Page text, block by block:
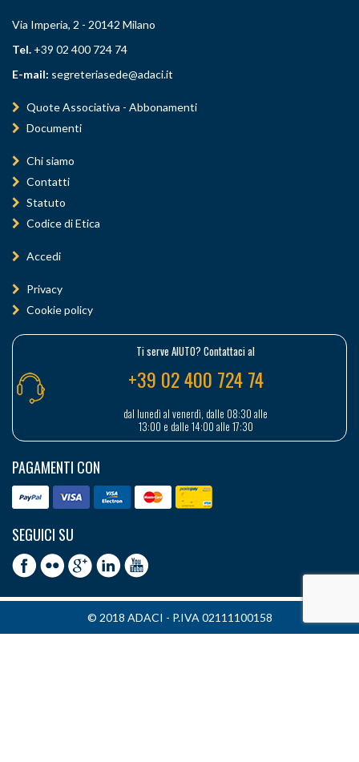
Via Imperia, 2 - 20142 Milano
Tel. +39 02 400 724 74
E-mail: segreteriasede@adaci.it
Quote Associativa - Abbonamenti
Documenti
Chi siamo
Contatti
Statuto
Codice di Etica
Accedi
Privacy
Cookie policy
Ti serve AIUTO? Contattaci al
+39 02 400 724 74
dal lunedì al venerdì, dalle 08:30 alle
13:00 e dalle 14:00 alle 17:30
PAGAMENTI CON
SEGUICI SU
© 2018 ADACI - P.IVA 02111100158